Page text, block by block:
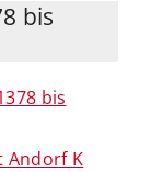
bis
bis
Andorf K